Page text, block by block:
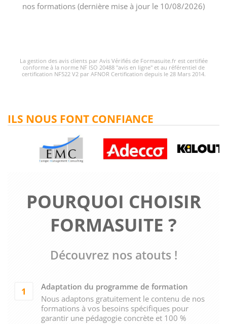
nos formations (dernière mise à jour le 10/08/2026)
La gestion des avis clients par Avis Vérifiés de Formasuite.fr est certifiée
conforme à la norme NF ISO 20488 "avis en ligne" et au référentiel de
certification NF522 V2 par AFNOR Certification depuis le 28 Mars 2014.
POURQUOI CHOISIR
FORMASUITE ?
Découvrez nos atouts !
1
Adaptation du programme de formation
Nous adaptons gratuitement le contenu de nos
formations à vos besoins spécifiques pour
garantir une pédagogie concrète et 100 %
ILS NOUS FONT CONFIANCE